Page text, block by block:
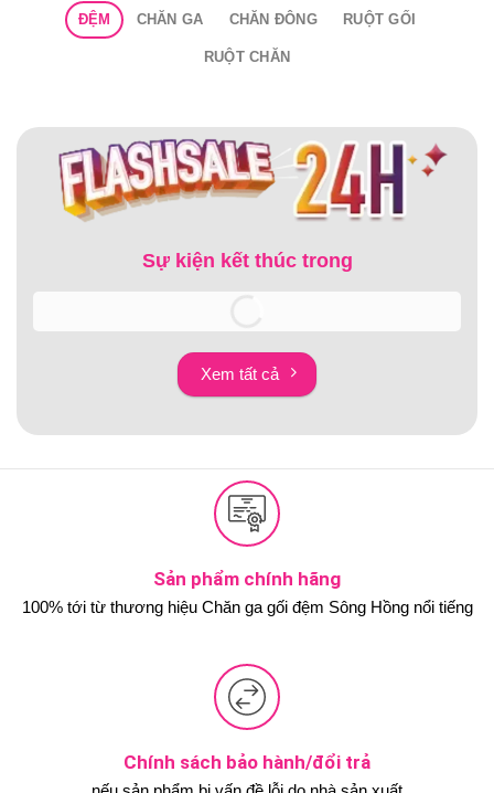
ĐỆM CHĂN GA CHĂN ĐÔNG RUỘT GỐI
RUỘT CHĂN
Sự kiện kết thúc trong
Xem tất cả
Sản phẩm chính hãng
100% tới từ thương hiệu Chăn ga gối đệm Sông Hồng nổi tiếng
Chính sách bảo hành/đổi trả